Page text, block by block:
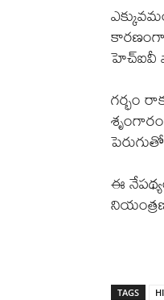
కారణంగా
హెచ్‌ఐవీ
గర్భం
ఈ
TAGS